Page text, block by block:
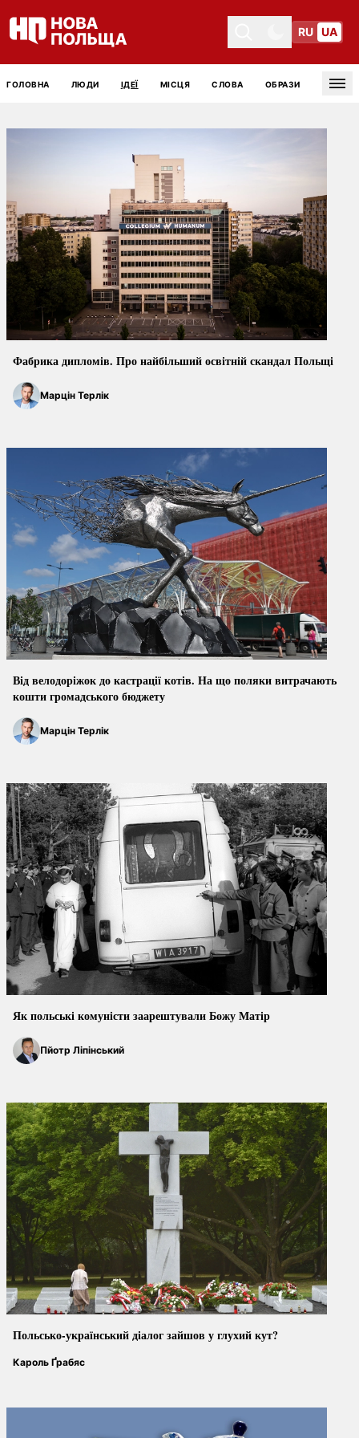
Toggle themeToggle theme
RU UA
ГОЛОВНА ЛЮДИ ІДЕЇ МІСЦЯ СЛОВА ОБРАЗИ
Фабрика дипломів. Про найбільший освітній скандал Польщі
Марцін Терлік
Від велодоріжок до кастрації котів. На що поляки витрачають
кошти громадського бюджету
Марцін Терлік
Як польські комуністи заарештували Божу Матір
Пйотр Ліпінський
Польсько-українськийдіалог зайшов у глухий кут?
Кароль Ґрабяс